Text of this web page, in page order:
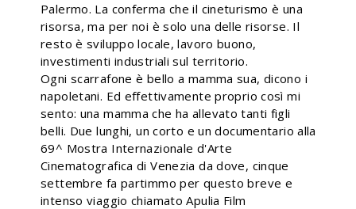
Palermo. La conferma che il cineturismo è una
risorsa, ma per noi è solo una delle risorse. Il
resto è sviluppo locale, lavoro buono,
investimenti industriali sul territorio.
Ogni scarrafone è bello a mamma sua, dicono i
napoletani. Ed effettivamente proprio così mi
sento: una mamma che ha allevato tanti figli
belli. Due lunghi, un corto e un documentario alla
69^ Mostra Internazionale d'Arte
Cinematografica di Venezia da dove, cinque
settembre fa partimmo per questo breve e
intenso viaggio chiamato Apulia Film